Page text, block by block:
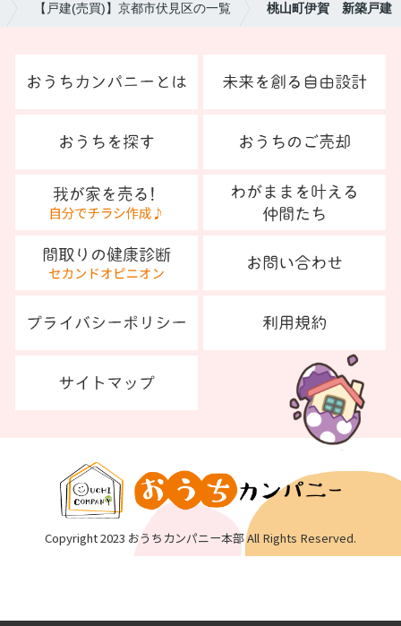
【戸建(売買)】京都市伏見区の一覧 桃山町伊賀 新築戸建
Copyright 2023 おうちカンパニー本部 All Rights Reserved.